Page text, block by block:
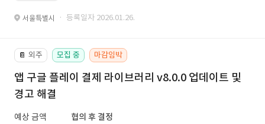
서울특별시 · 등록일자 2026.01.26.
📔 외주 모집 중 마감임박
앱 구글 플레이 결제 라이브러리 v8.0.0 업데이트 및
경고 해결
예상 금액
협의 후 결정